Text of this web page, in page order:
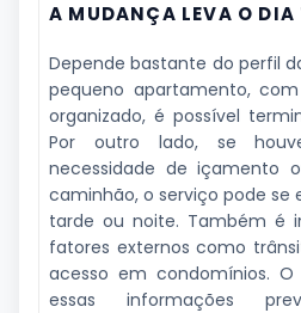
A MUDANÇA LEVA O DIA
Depende bastante do perfil
pequeno apartamento,
organizado, é possível
Por outro lado, se
necessidade de içamento
caminhão, o serviço pode se
tarde ou noite. Também é
fatores externos como
acesso em condomínios.
essas informações